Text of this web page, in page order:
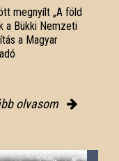
megnyílt „A föld
a Bükki Nemzeti
a Magyar
olvasom